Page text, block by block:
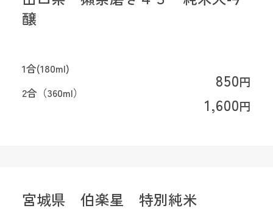
1合(180ml)
850円
2合（360ml）
1,600円
醸
宮城県 伯楽星 特別純米